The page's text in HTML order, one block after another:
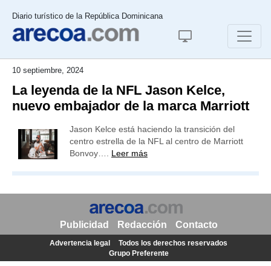
Diario turístico de la República Dominicana
10 septiembre, 2024
La leyenda de la NFL Jason Kelce,
nuevo embajador de la marca Marriott
Jason Kelce está haciendo la transición del
centro estrella de la NFL al centro de Marriott
Bonvoy…. Leer más
Publicidad Redacción Contacto
Advertencia legal
Todos los derechos reservados
Grupo Preferente